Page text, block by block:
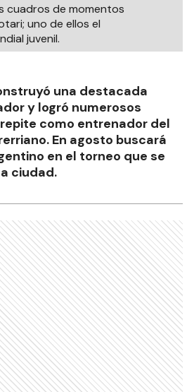
cuadros de momentos
uno de ellos el
juvenil.
una destacada
y logró numerosos
como entrenador del
En agosto buscará
en el torneo que se
ciudad.